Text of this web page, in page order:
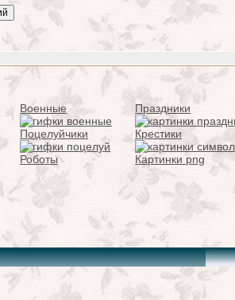
Военные
Праздники
Поцелуйчики
Крестики
Роботы Картинки png